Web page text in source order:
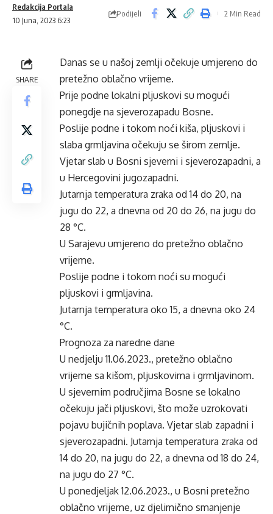
10 Juna, 2023 6:23
Redakcija Portala
Podijeli 2 Min Read
SHARE
Danas se u našoj zemlji očekuje umjereno do
pretežno oblačno vrijeme.
Prije podne lokalni pljuskovi su mogući
ponegdje na sjeverozapadu Bosne.
Poslije podne i tokom noći kiša, pljuskovi i
slaba grmljavina očekuju se širom zemlje.
Vjetar slab u Bosni sjeverni i sjeverozapadni, a
u Hercegovini jugozapadni.
Jutarnja temperatura zraka od 14 do 20, na
jugu do 22, a dnevna od 20 do 26, na jugu do
28 °C.
U Sarajevu umjereno do pretežno oblačno
vrijeme.
Poslije podne i tokom noći su mogući
pljuskovi i grmljavina.
Jutarnja temperatura oko 15, a dnevna oko 24
°C.
Prognoza za naredne dane
U nedjelju 11.06.2023., pretežno oblačno
vrijeme sa kišom, pljuskovima i grmljavinom.
U sjevernim područjima Bosne se lokalno
očekuju jači pljuskovi, što može uzrokovati
pojavu bujičnih poplava. Vjetar slab zapadni i
sjeverozapadni. Jutarnja temperatura zraka od
14 do 20, na jugu do 22, a dnevna od 18 do 24,
na jugu do 27 °C.
U ponedjeljak 12.06.2023., u Bosni pretežno
oblačno vrijeme, uz djelimično smanjenje